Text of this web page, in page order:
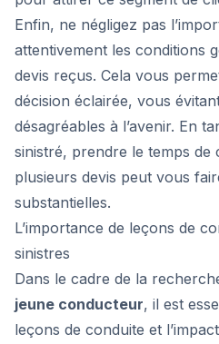
Enfin, ne négligez pas
attentivement les conditions
devis reçus. Cela vous
décision éclairée, vous
désagréables à l’avenir. En
sinistré, prendre le temps de
plusieurs devis peut vous
substantielles.
L’importance de leçons de
sinistres
Dans le cadre de la
jeune conducteur, il est
leçons de conduite et